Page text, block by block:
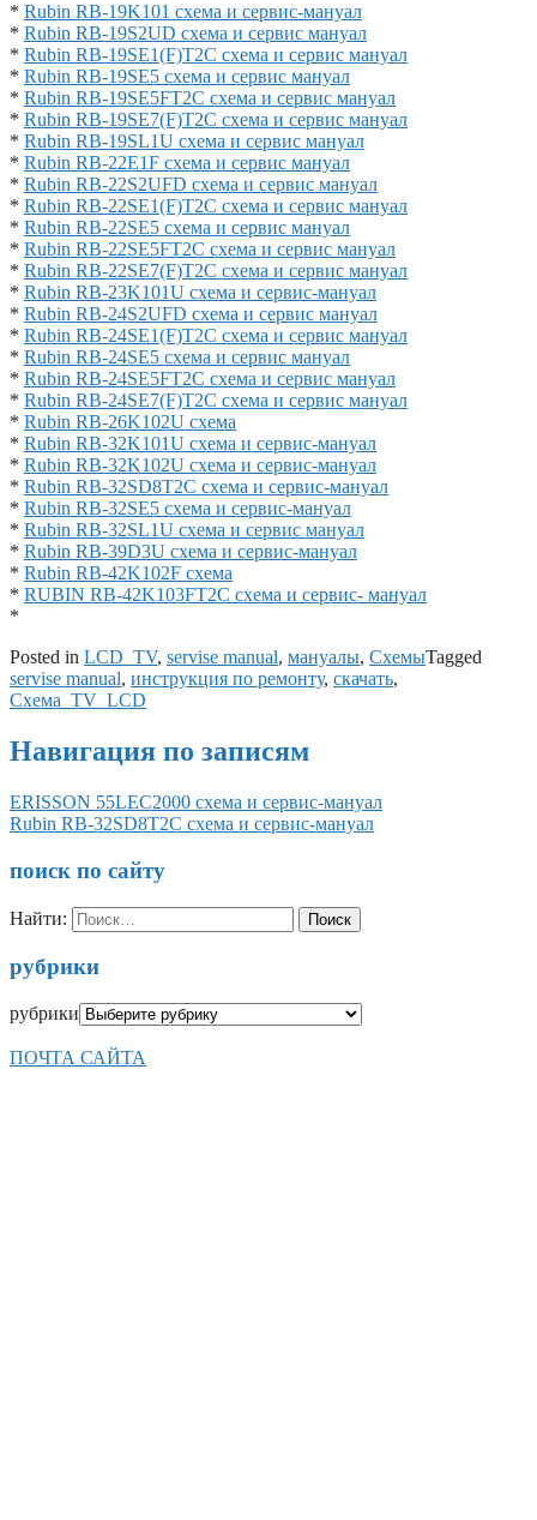
* Rubin RB-19K101 схема и сервис-мануал
* Rubin RB-19S2UD схема и сервис мануал
* Rubin RB-19SE1(F)T2C схема и сервис мануал
* Rubin RB-19SE5 схема и сервис мануал
* Rubin RB-19SE5FT2C схема и сервис мануал
* Rubin RB-19SE7(F)T2C схема и сервис мануал
* Rubin RB-19SL1U схема и сервис мануал
* Rubin RB-22E1F схема и сервис мануал
* Rubin RB-22S2UFD схема и сервис мануал
* Rubin RB-22SE1(F)T2C схема и сервис мануал
* Rubin RB-22SE5 схема и сервис мануал
* Rubin RB-22SE5FT2C схема и сервис мануал
* Rubin RB-22SE7(F)T2C схема и сервис мануал
* Rubin RB-23K101U схема и сервис-мануал
* Rubin RB-24S2UFD схема и сервис мануал
* Rubin RB-24SE1(F)T2C схема и сервис мануал
* Rubin RB-24SE5 схема и сервис мануал
* Rubin RB-24SE5FT2C схема и сервис мануал
* Rubin RB-24SE7(F)T2C схема и сервис мануал
* Rubin RB-26K102U схема
* Rubin RB-32K101U схема и сервис-мануал
* Rubin RB-32K102U схема и сервис-мануал
* Rubin RB-32SD8T2C схема и сервис-мануал
* Rubin RB-32SE5 схема и сервис-мануал
* Rubin RB-32SL1U схема и сервис мануал
* Rubin RB-39D3U схема и сервис-мануал
* Rubin RB-42K102F схема
* RUBIN RB-42K103FT2C схема и сервис- мануал
*
Posted in LCD_TV, servise manual, мануалы, СхемыTagged
servise manual, инструкция по ремонту, скачать,
Схема_TV_LCD
Навигация по записям
ERISSON 55LEC2000 схема и сервис-мануал
Rubin RB-32SD8T2C схема и сервис-мануал
поиск по сайту
Найти:
рубрики
рубрики
ПОЧТА САЙТА